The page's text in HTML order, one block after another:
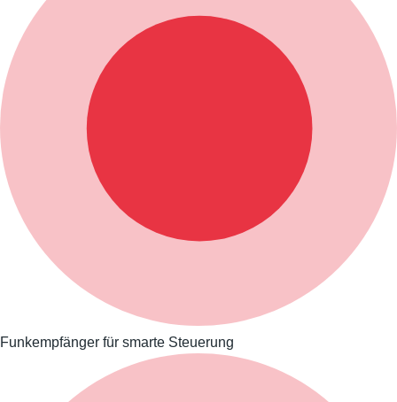
Funkempfänger für smarte Steuerung